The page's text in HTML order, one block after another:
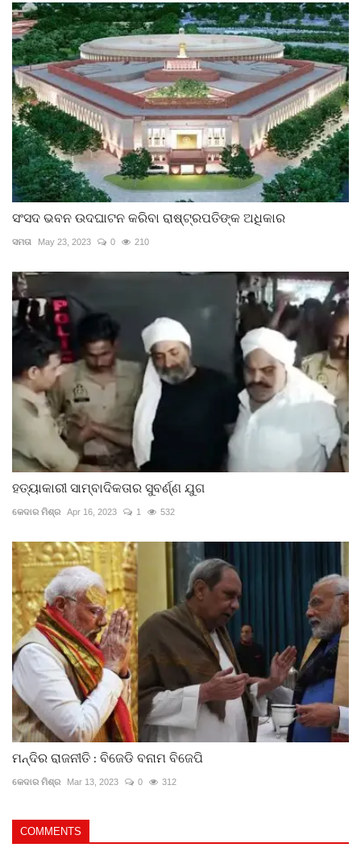
ସଂସଦ ଭବନ ଉଦଘାଟନ କରିବା ରାଷ୍ଟ୍ରପତିଙ୍କ ଅଧିକାର
ସମତା May 23, 2023 0 210
ହତ୍ୟାକାରୀ ସାମ୍ବାଦିକତାର ସୁବର୍ଣ୍ଣ ଯୁଗ
କେଦାର ମିଶ୍ର Apr 16, 2023 1 532
ମନ୍ଦିର ରାଜନୀତି : ବିଜେଡି ବନାମ ବିଜେପି
କେଦାର ମିଶ୍ର Mar 13, 2023 0 312
COMMENTS